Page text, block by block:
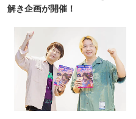
解き企画が開催！